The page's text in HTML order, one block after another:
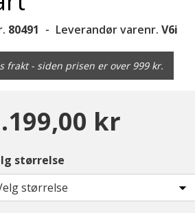
80491 Leverandør varenr. V6i
frakt - siden prisen er over 999 kr.
kr
størrelse
størrelse